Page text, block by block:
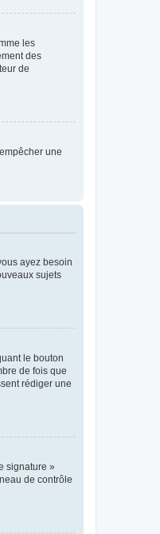
les
des
de
une
ayez besoin
sujets
le bouton
de fois que
rédiger une
signature »
de contrôle